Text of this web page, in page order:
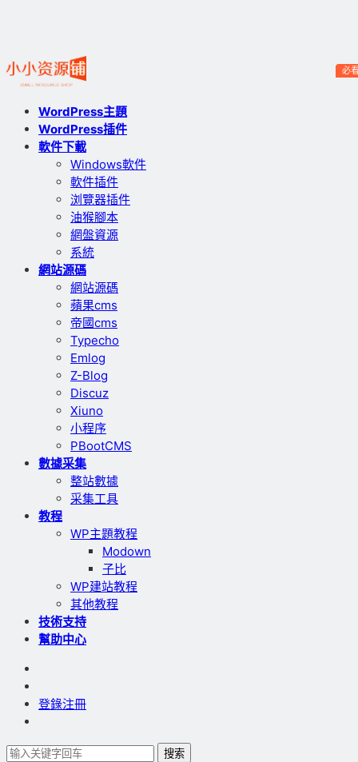
WordPress主題
WordPress插件
軟件下載
Windows軟件
軟件插件
浏覽器插件
油猴腳本
網盤資源
系統
網站源碼
網站源碼
蘋果cms
帝國cms
Typecho
Emlog
Z-Blog
Discuz
Xiuno
小程序
PBootCMS
數據采集
整站數據
采集工具
教程
WP主題教程
Modown
子比
WP建站教程
其他教程
技術支持
幫助中心
必
登錄注冊
搜索